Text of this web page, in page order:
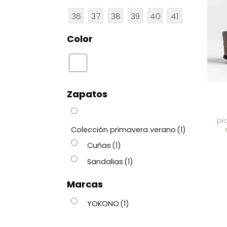
36 37 38 39 40 41
Color
Zapatos
Colección primavera verano (1)
Cuñas (1)
Sandalias (1)
Marcas
YOKONO (1)